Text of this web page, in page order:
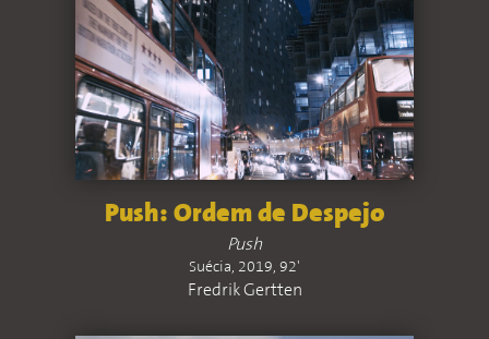
Push: Ordem de Despejo
Push
Suécia, 2019, 92'
Fredrik Gertten